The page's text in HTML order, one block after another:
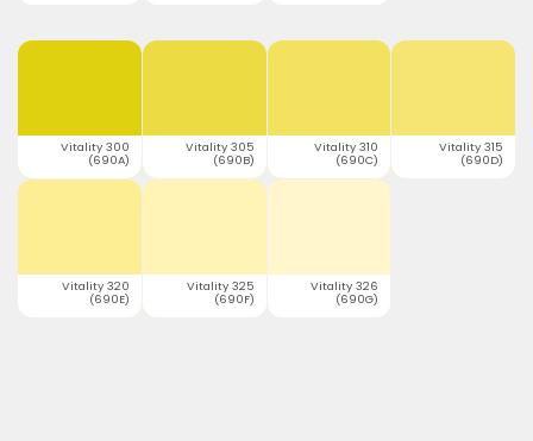
Vitality 300
(690A)
Vitality 305
(690B)
Vitality 310
(690C)
Vitality 315
(690D)
Vitality 320
(690E)
Vitality 325
(690F)
Vitality 326
(690G)